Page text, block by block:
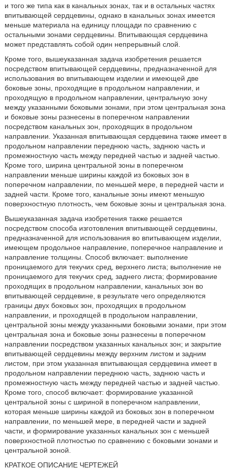
и того же типа как в канальных зонах, так и в остальных частях
впитывающей сердцевины, однако в канальных зонах имеется
меньше материала на единицу площади по сравнению с
остальными зонами сердцевины. Впитывающая сердцевина
может представлять собой один непрерывный слой.
Кроме того, вышеуказанная задача изобретения решается
посредством впитывающей сердцевины, предназначенной для
использования во впитывающем изделии и имеющей две
боковые зоны, проходящие в продольном направлении, и
проходящую в продольном направлении, центральную зону
между указанными боковыми зонами, при этом центральная зона
и боковые зоны разнесены в поперечном направлении
посредством канальных зон, проходящих в продольном
направлении. Указанная впитывающая сердцевина также имеет в
продольном направлении переднюю часть, заднюю часть и
промежностную часть между передней частью и задней частью.
Кроме того, ширина центральной зоны в поперечном
направлении меньше ширины каждой из боковых зон в
поперечном направлении, по меньшей мере, в передней части и
задней части. Кроме того, канальные зоны имеют меньшую
поверхностную плотность, чем боковые зоны и центральная зона.
Вышеуказанная задача изобретения также решается
посредством способа изготовления впитывающей сердцевины,
предназначенной для использования во впитывающем изделии,
имеющем продольное направление, поперечное направление и
направление толщины. Способ включает: выполнение
проницаемого для текучих сред, верхнего листа; выполнение не
проницаемого для текучих сред, заднего листа; формирование
проходящих в продольном направлении, канальных зон во
впитывающей сердцевине, в результате чего определяются
границы двух боковых зон, проходящих в продольном
направлении, и проходящей в продольном направлении,
центральной зоны между указанными боковыми зонами, при этом
центральная зона и боковые зоны разнесены в поперечном
направлении посредством указанных канальных зон; и закрытие
впитывающей сердцевины между верхним листом и задним
листом, при этом указанная впитывающая сердцевина имеет в
продольном направлении переднюю часть, заднюю часть и
промежностную часть между передней частью и задней частью.
Кроме того, способ включает: формирование указанной
центральной зоны с шириной в поперечном направлении,
которая меньше ширины каждой из боковых зон в поперечном
направлении, по меньшей мере, в передней части и задней
части, и формирование указанных канальных зон с меньшей
поверхностной плотностью по сравнению с боковыми зонами и
центральной зоной.
КРАТКОЕ ОПИСАНИЕ ЧЕРТЕЖЕЙ